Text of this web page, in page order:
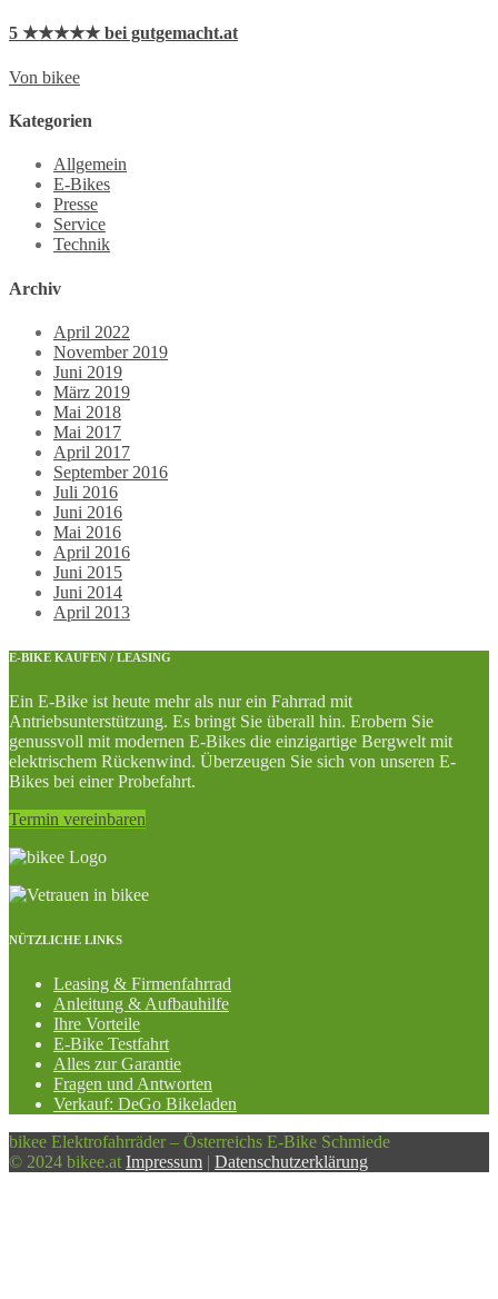
5 ★★★★★ bei gutgemacht.at
Von bikee
Kategorien
Allgemein
E-Bikes
Presse
Service
Technik
Archiv
April 2022
November 2019
Juni 2019
März 2019
Mai 2018
Mai 2017
April 2017
September 2016
Juli 2016
Juni 2016
Mai 2016
April 2016
Juni 2015
Juni 2014
April 2013
E-BIKE KAUFEN / LEASING
Ein E-Bike ist heute mehr als nur ein Fahrrad mit
Antriebsunterstützung. Es bringt Sie überall hin. Erobern Sie
genussvoll mit modernen E-Bikes die einzigartige Bergwelt mit
elektrischem Rückenwind. Überzeugen Sie sich von unseren E-
Bikes bei einer Probefahrt.
Termin vereinbaren
NÜTZLICHE LINKS
Leasing & Firmenfahrrad
Anleitung & Aufbauhilfe
Ihre Vorteile
E-Bike Testfahrt
Alles zur Garantie
Fragen und Antworten
Verkauf: DeGo Bikeladen
bikee Elektrofahrräder – Österreichs E-Bike Schmiede
© 2024 bikee.at Impressum | Datenschutzerklärung